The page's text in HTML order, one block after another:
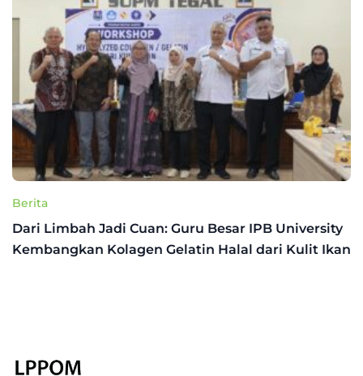
Berita
Dari Limbah Jadi Cuan: Guru Besar IPB University
Kembangkan Kolagen Gelatin Halal dari Kulit Ikan